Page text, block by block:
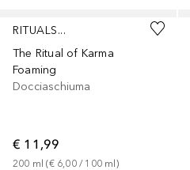
RITUALS...
The Ritual of Karma
Foaming
Docciaschiuma
€ 11,99
200 ml (€ 6,00 / 100 ml)